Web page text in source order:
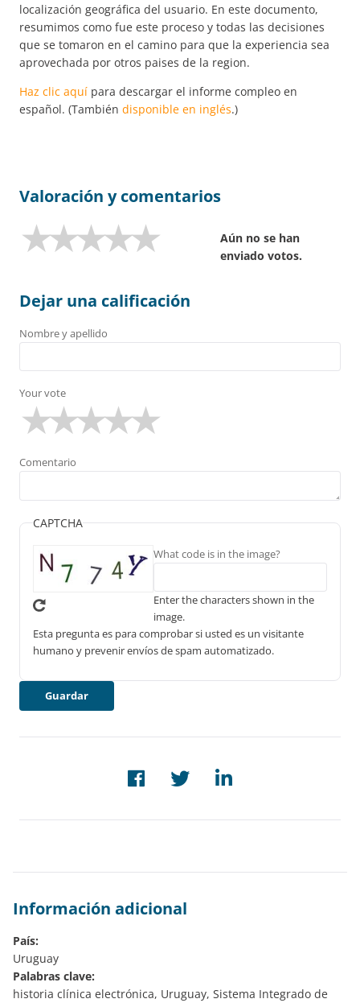
localización geográfica del usuario. En este documento,
resumimos como fue este proceso y todas las decisiones
que se tomaron en el camino para que la experiencia sea
aprovechada por otros paises de la region.
Haz clic aquí para descargar el informe compleo en
español. (También disponible en inglés.)
Valoración y comentarios
Aún no se han
enviado votos.
Dejar una calificación
Nombre y apellido
Your vote
Comentario
CAPTCHA
What code is in the image?
Enter the characters shown in the
image.
Esta pregunta es para comprobar si usted es un visitante
humano y prevenir envíos de spam automatizado.
Guardar
Información adicional
País:
Uruguay
Palabras clave:
historia clínica electrónica, Uruguay, Sistema Integrado de